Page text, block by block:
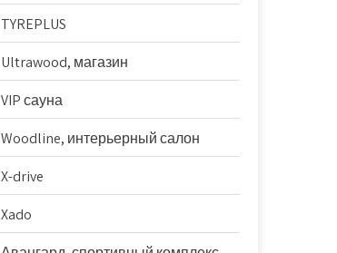
TYREPLUS
Ultrawood, магазин
VIP сауна
Woodline, интерьерный салон
X-drive
Xado